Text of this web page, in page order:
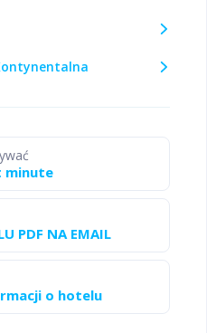
minute
PDF NA EMAIL
o hotelu